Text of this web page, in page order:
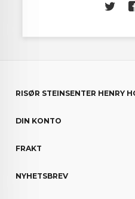
RISØR STEINSENTER HENRY
DIN KONTO
FRAKT
NYHETSBREV